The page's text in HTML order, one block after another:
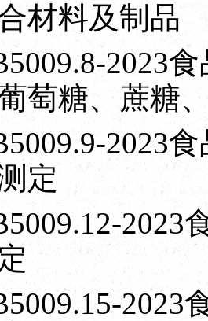
材料及制品
2023食
萄糖、蔗糖
2023
定
2023
2023